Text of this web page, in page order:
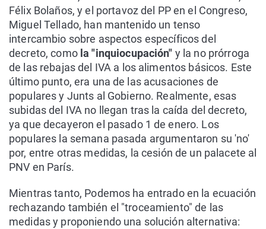
Félix Bolaños, y el portavoz del PP en el Congreso,
Miguel Tellado, han mantenido un tenso
intercambio sobre aspectos específicos del
decreto, como la "inquiocupación" y la no prórroga
de las rebajas del IVA a los alimentos básicos. Este
último punto, era una de las acusaciones de
populares y Junts al Gobierno. Realmente, esas
subidas del IVA no llegan tras la caída del decreto,
ya que decayeron el pasado 1 de enero. Los
populares la semana pasada argumentaron su 'no'
por, entre otras medidas, la cesión de un palacete al
PNV en París.
Mientras tanto, Podemos ha entrado en la ecuación
rechazando también el "troceamiento" de las
medidas y proponiendo una solución alternativa: